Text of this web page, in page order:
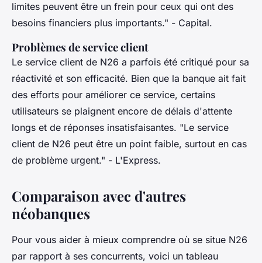
limites peuvent être un frein pour ceux qui ont des
besoins financiers plus importants." - Capital.
Problèmes de service client
Le service client de N26 a parfois été critiqué pour sa
réactivité et son efficacité. Bien que la banque ait fait
des efforts pour améliorer ce service, certains
utilisateurs se plaignent encore de délais d'attente
longs et de réponses insatisfaisantes. "Le service
client de N26 peut être un point faible, surtout en cas
de problème urgent." - L'Express.
Comparaison avec d'autres
néobanques
Pour vous aider à mieux comprendre où se situe N26
par rapport à ses concurrents, voici un tableau